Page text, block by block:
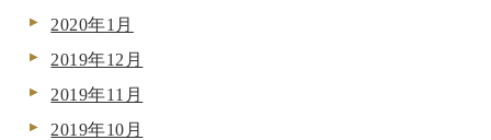
2020年1月
2019年12月
2019年11月
2019年10月